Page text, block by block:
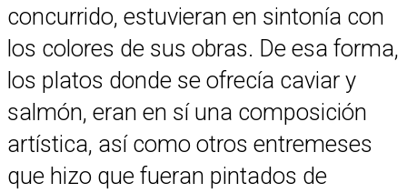
concurrido, estuvieran en sintonía con
los colores de sus obras. De esa forma,
los platos donde se ofrecía caviar y
salmón, eran en sí una composición
artística, así como otros entremeses
que hizo que fueran pintados de